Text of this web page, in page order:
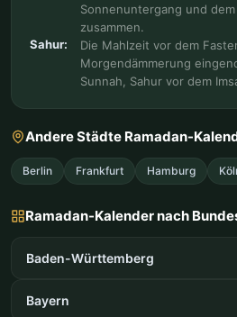
Sonnenuntergang und
zusammen.
Sahur:
Die Mahlzeit vor dem
Morgendämmerung
Sunnah, Sahur vor dem
Andere Städte Ramadan-
Berlin Frankfurt Hamburg
Ramadan-Kalender nach
Baden-Württemberg
Bayern